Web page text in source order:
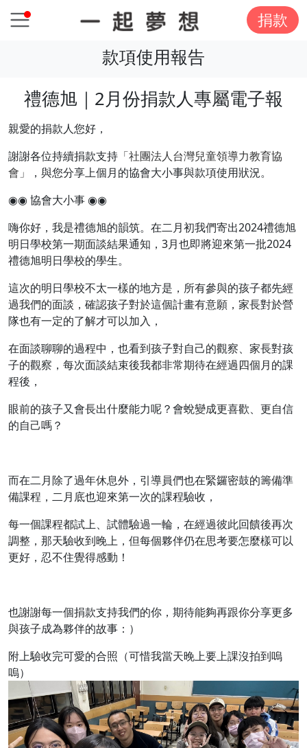
捐款
款項使用報告
禮德旭｜2月份捐款人專屬電子報
親愛的捐款人您好，
謝謝各位持續捐款支持 「社團法人台灣兒童領導力教育協
會」
，與您分享上個月的協會大小事與款項使用狀況。
◉◉ 協會大小事 ◉◉
嗨你好，我是禮德旭的韻筑。在二月初我們寄出2024禮德旭
明日學校第一期面談結果通知，3月也即將迎來第一批2024
禮德旭明日學校的學生。
這次的明日學校不太一樣的地方是，所有參與的孩子都先經
過我們的面談，確認孩子對於這個計畫有意願，家長對於營
隊也有一定的了解才可以加入，
在面談聊聊的過程中，也看到孩子對自己的觀察、家長對孩
子的觀察，每次面談結束後我都非常期待在經過四個月的課
程後，
眼前的孩子又會長出什麼能力呢？會蛻變成更喜歡、更自信
的自己嗎？
而在二月除了過年休息外，引導員們也在緊鑼密鼓的籌備準
備課程，二月底也迎來第一次的課程驗收，
每一個課程都試上、試體驗過一輪，在經過彼此回饋後再次
調整，那天驗收到晚上，但每個夥伴仍在思考要怎麼樣可以
更好，忍不住覺得感動！
也謝謝每一個捐款支持我們的你，期待能夠再跟你分享更多
與孩子成為夥伴的故事：）
附上驗收完可愛的合照（可惜我當天晚上要上課沒拍到嗚
嗚）